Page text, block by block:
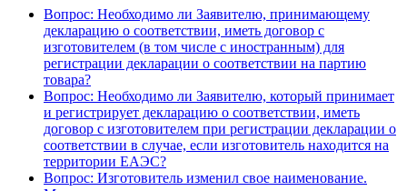
Вопрос: Необходимо ли Заявителю, принимающему
декларацию о соответствии, иметь договор с
изготовителем (в том числе с иностранным) для
регистрации декларации о соответствии на партию
товара?
Вопрос: Необходимо ли Заявителю, который принимает
и регистрирует декларацию о соответствии, иметь
договор с изготовителем при регистрации декларации о
соответствии в случае, если изготовитель находится на
территории ЕАЭС?
Вопрос: Изготовитель изменил свое наименование.